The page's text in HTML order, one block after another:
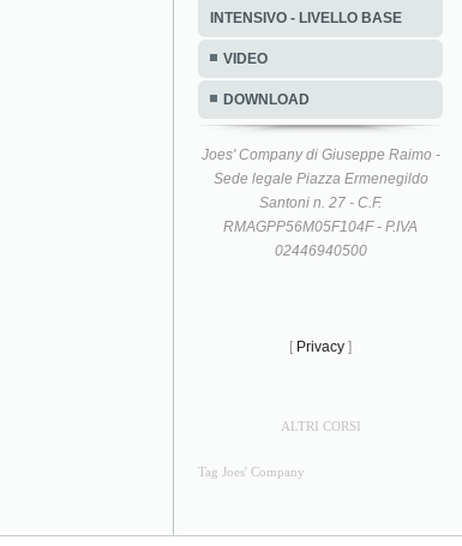
INTENSIVO - LIVELLO BASE
VIDEO
DOWNLOAD
Joes' Company di Giuseppe Raimo -
Sede legale Piazza Ermenegildo
Santoni n. 27 - C.F.
RMAGPP56M05F104F - P.IVA
02446940500
[ Privacy ]
ALTRI CORSI
Tag Joes' Company